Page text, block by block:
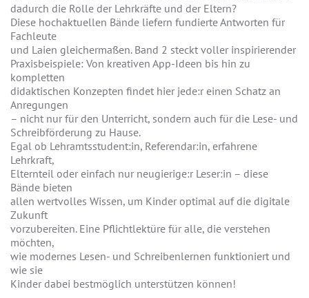
dadurch die Rolle der Lehrkräfte und der Eltern?
Diese hochaktuellen Bände liefern fundierte Antworten für
Fachleute
und Laien gleichermaßen. Band 2 steckt voller inspirierender
Praxisbeispiele: Von kreativen App-Ideen bis hin zu
kompletten
didaktischen Konzepten findet hier jede:r einen Schatz an
Anregungen
– nicht nur für den Unterricht, sondern auch für die Lese- und
Schreibförderung zu Hause.
Egal ob Lehramtsstudent:in, Referendar:in, erfahrene
Lehrkraft,
Elternteil oder einfach nur neugierige:r Leser:in – diese
Bände bieten
allen wertvolles Wissen, um Kinder optimal auf die digitale
Zukunft
vorzubereiten. Eine Pflichtlektüre für alle, die verstehen
möchten,
wie modernes Lesen- und Schreibenlernen funktioniert und
wie sie
Kinder dabei bestmöglich unterstützen können!